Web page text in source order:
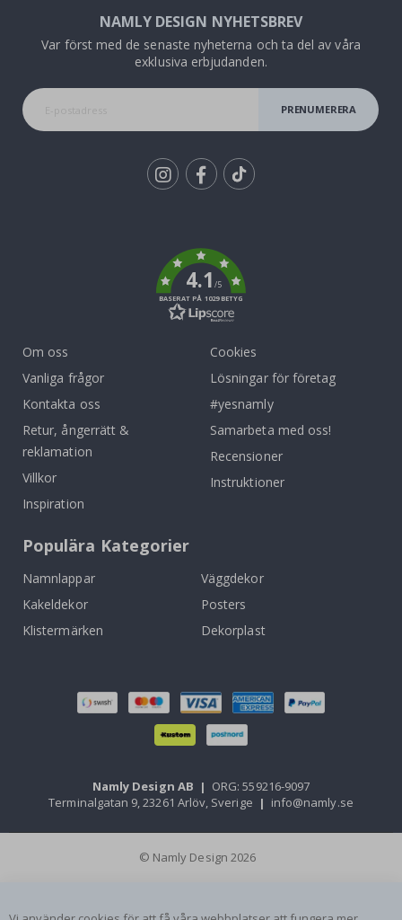
NAMLY DESIGN NYHETSBREV
Var först med de senaste nyheterna och ta del av våra
exklusiva erbjudanden.
PRENUMERERA
4.1/5
BASERAT PÅ 1029 BETYG
Om oss
Vanliga frågor
Kontakta oss
Retur, ångerrätt &
reklamation
Villkor
Inspiration
Cookies
Lösningar för företag
#yesnamly
Samarbeta med oss!
Recensioner
Instruktioner
Populära Kategorier
Namnlappar
Väggdekor
Kakeldekor
Posters
Klistermärken
Dekorplast
Namly Design AB | ORG: 559216-9097
Terminalgatan 9, 23261 Arlöv, Sverige | info@namly.se
© Namly Design 2026